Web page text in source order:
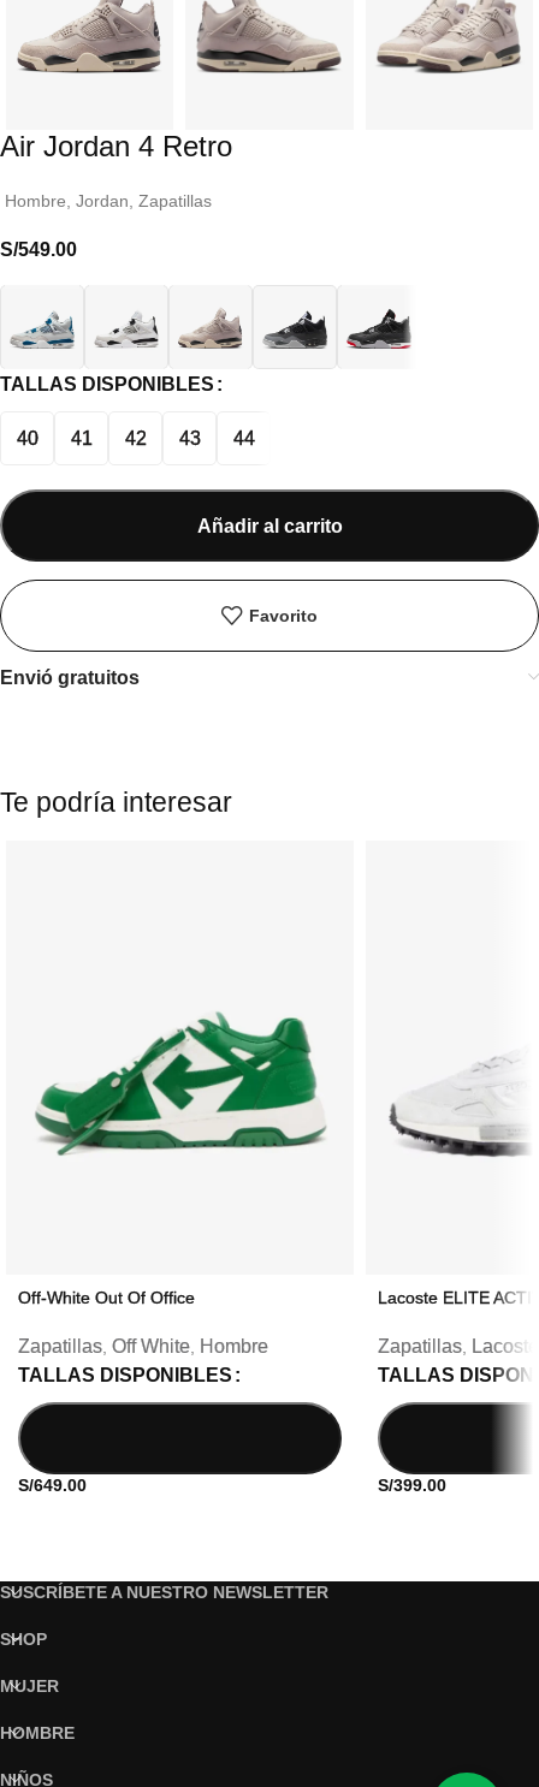
Air Jordan 4 Retro
Hombre Jordan Zapatillas
S/549.00
TALLAS DISPONIBLES
40 41 42 43 44
Añadir al carrito
Favorito
Envió gratuitos
Te podría interesar
Off-White Out Of Office
Zapatillas Off White
Hombre
TALLAS DISPONIBLES
S/649.00
Lacoste ELITE
Zapatillas, Lacoste
TALLAS
S/399.00
SUSCRÍBETE A NUESTRO NEWSLETTER
SHOP
MUJER
HOMBRE
NIÑOS